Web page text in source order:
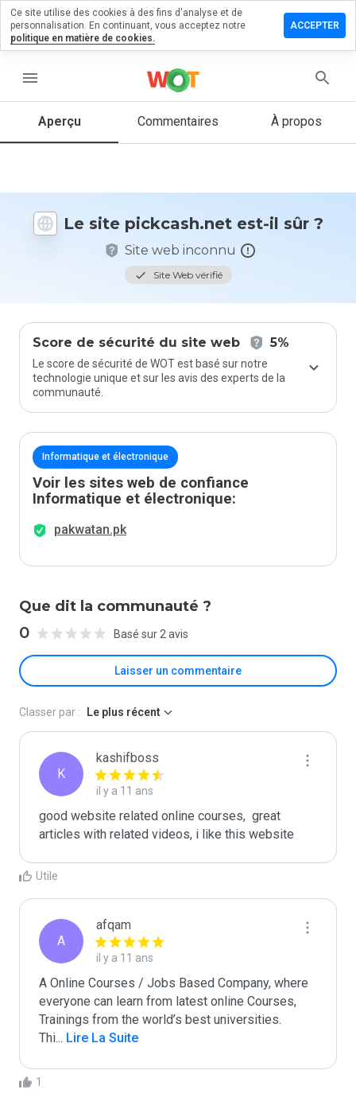
menu
Aperçu Commentaires À propos
Le site pickcash.net est-il sûr ?
Site web inconnu
Site Web vérifié
Score de sécurité du site web 5%
Le score de sécurité de WOT est basé sur notre
technologie unique et sur les avis des experts de la
communauté.
Informatique et électronique
Voir les sites web de confiance
Informatique et électronique:
pakwatan.pk
Que dit la communauté ?
0 Basé sur 2 avis
Laisser un commentaire
un
1 et 5
vous à ce
site ?
Classer par : Le plus récent
K
kashifboss
il y a 11 ans
good website related online courses,  great
articles with related videos, i like this website
Utile
A
afqam
il y a 11 ans
A Online Courses / Jobs Based Company, where
everyone can learn from latest online Courses,
Trainings from the world’s best universities.
Thi... Lire La Suite
1
Ce site utilise des cookies à des fins d'analyse et de
personnalisation. En continuant, vous acceptez notre
politique en matière de cookies.
ACCEPTER